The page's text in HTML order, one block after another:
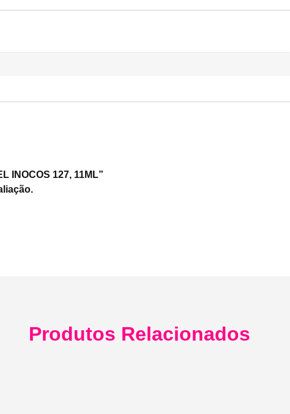
INOCOS 127, 11ML”
Produtos Relacionados